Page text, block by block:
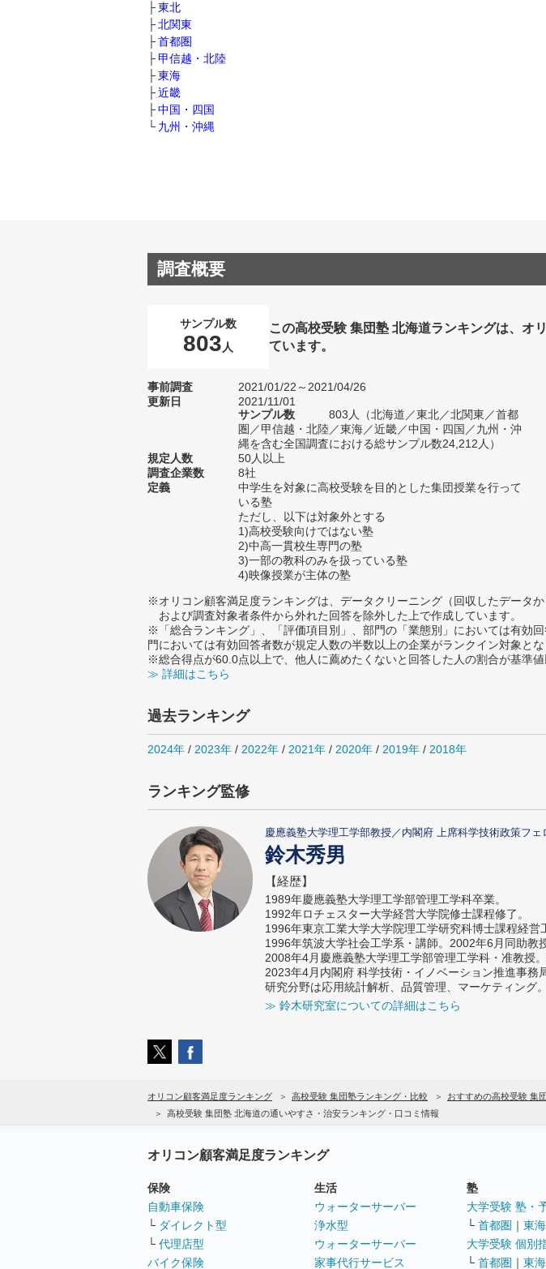
東北
北関東
首都圏
甲信越・北陸
東海
近畿
中国・四国
九州・沖縄
調査概要
サンプル数
803 人
この高校受験 集団塾 北海道ランキングは、オ
ています。
事前調査
2021/01/22～2021/04/26
更新日
2021/11/01
サンプル数
803人（北海道／東北／北関東／首都
圏／甲信越・北陸／東海／近畿／中国・四国／九州・沖
縄を含む全国調査における総サンプル数24,212人）
規定人数
50人以上
調査企業数
8社
定義
中学生を対象に高校受験を目的とした集団授業を行って
いる塾
ただし、以下は対象外とする
1)高校受験向けではない塾
2)中高一貫校生専門の塾
3)一部の教科のみを扱っている塾
4)映像授業が主体の塾
※オリコン顧客満足度ランキングは、データクリーニング（回収したデータか
および調査対象者条件から外れた回答を除外した上で作成しています。
※「総合ランキング」、「評価項目別」、部門の「業態別」においては有効
門においては有効回答者数が規定人数の半数以上の企業がランクイン対象とな
※総合得点が60.0点以上で、他人に薦めたくないと回答した人の割合が基準値
≫ 詳細はこちら
過去ランキング
2024年 / 2023年 / 2022年 / 2021年 / 2020年 / 2019年 / 2018年
ランキング監修
慶應義塾大学理工学部教授／内閣府 上席科学技術政策フェ
鈴木秀男
【経歴】
1989年慶應義塾大学理工学部管理工学科卒業。
1992年ロチェスター大学経営大学院修士課程修了。
1996年東京工業大学大学院理工学研究科博士課程経営
1996年筑波大学社会工学系・講師。2002年6月同助教授
2008年4月慶應義塾大学理工学部管理工学科・准教授
2023年4月内閣府 科学技術・イノベーション推進事務
研究分野は応用統計解析、品質管理、マーケティング。
≫ 鈴木研究室についての詳細はこちら
オリコン顧客満足度ランキング 高校受験 集団塾ランキング・比較 おすすめの高校受験 集
高校受験 集団塾 北海道の通いやすさ・治安ランキング・口コミ情報
オリコン顧客満足度ランキング
保険
自動車保険
└ ダイレクト型
└ 代理店型
バイク保険
生活
ウォーターサーバー
浄水型
ウォーターサーバー
家事代行サービス
塾
大学受験 塾・
└ 首都圏 ｜ 東海
大学受験 個別
└ 首都圏 ｜ 東海